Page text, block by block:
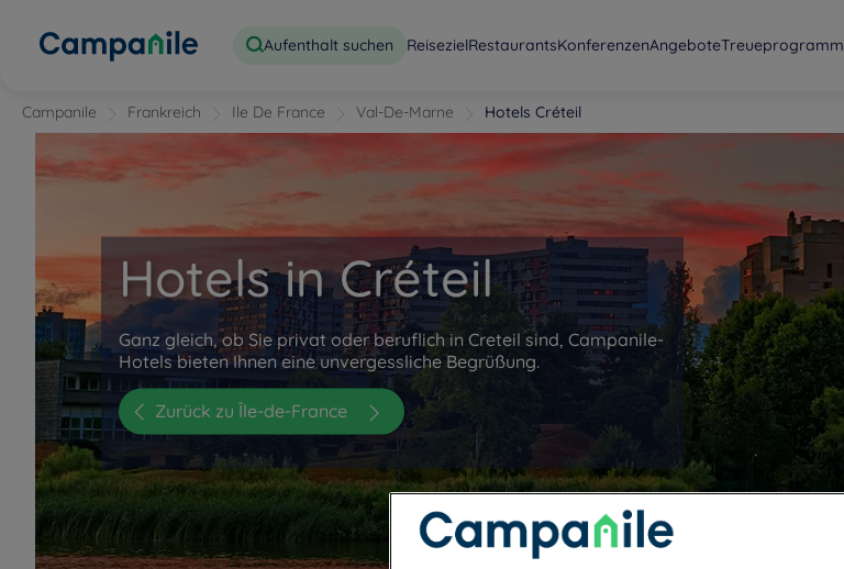
Aufenthalt suchen ReisezielRestaurantsKonferenzenAngeboteTreueprogramm
Campanile Frankreich Ile De France Val-De-Marne Hotels Créteil
Hotels in Créteil
Ganz gleich, ob Sie privat oder beruflich in Creteil sind, Campanile-
Hotels bieten Ihnen eine unvergessliche Begrüßung.
Zurück zu Île-de-France